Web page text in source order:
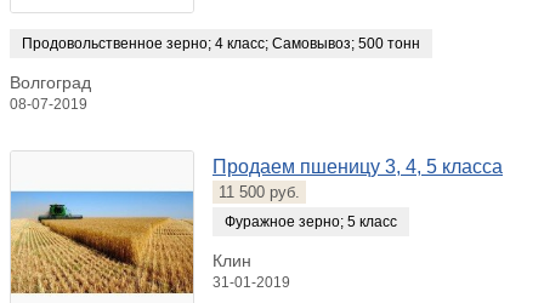
Продовольственное зерно; 4 класс; Самовывоз; 500 тонн
Волгоград
08-07-2019
Продаем пшеницу 3, 4, 5 класса
11 500 руб.
Фуражное зерно; 5 класс
Клин
31-01-2019